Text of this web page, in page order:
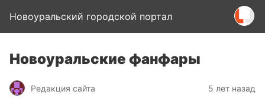
Новоуральский городской портал
Новоуральские фанфары
Редакция сайта 5 лет назад